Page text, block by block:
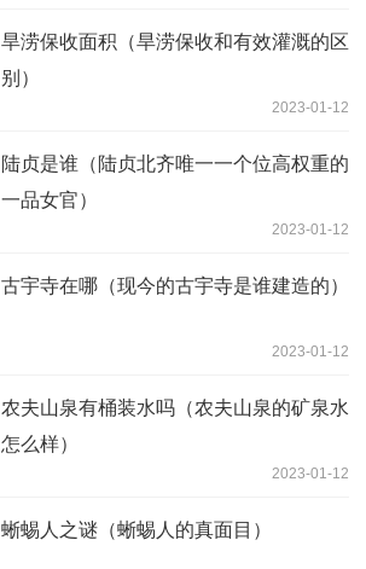
旱涝保收面积（旱涝保收和有效灌溉的区
别）
2023-01-12
陆贞是谁（陆贞北齐唯一一个位高权重的
一品女官）
2023-01-12
古宇寺在哪（现今的古宇寺是谁建造的）
2023-01-12
农夫山泉有桶装水吗（农夫山泉的矿泉水
怎么样）
2023-01-12
蜥蜴人之谜（蜥蜴人的真面目）